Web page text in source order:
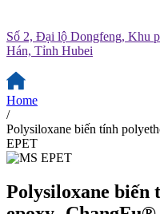
Số 2, Đại lộ Dongfeng, Khu
Hán, Tỉnh Hubei
Home
/
Polysiloxane biến tính
EPET
Polysiloxane biến